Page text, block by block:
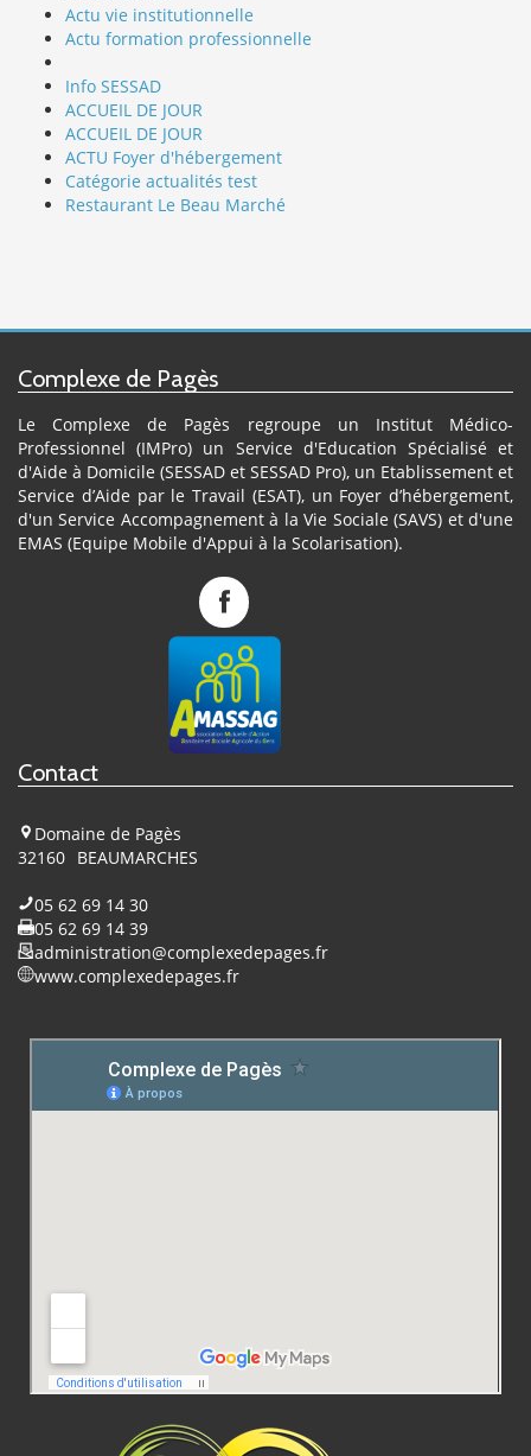
Actu vie institutionnelle
Actu formation professionnelle
Info SESSAD
ACCUEIL DE JOUR
ACCUEIL DE JOUR
ACTU Foyer d'hébergement
Catégorie actualités test
Restaurant Le Beau Marché
Complexe de Pagès
Le Complexe de Pagès regroupe un Institut Médico-
Professionnel (IMPro) un Service d'Education Spécialisé et
d'Aide à Domicile (SESSAD et SESSAD Pro), un Etablissement et
Service d’Aide par le Travail (ESAT), un Foyer d’hébergement,
d'un Service Accompagnement à la Vie Sociale (SAVS) et d'une
EMAS (Equipe Mobile d'Appui à la Scolarisation).
Complexe
Pagès
sur
Contact
Domaine de Pagès
32160 BEAUMARCHES
05 62 69 14 30
05 62 69 14 39
administration@complexedepages.fr
www.complexedepages.fr